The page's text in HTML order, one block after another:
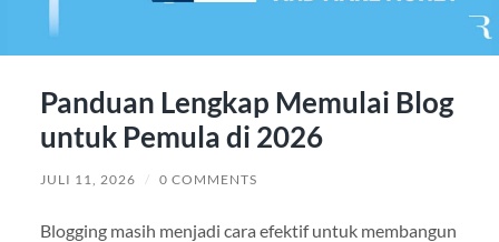
Panduan Lengkap Memulai Blog
untuk Pemula di 2026
JULI 11, 2026 / 0 COMMENTS
Blogging masih menjadi cara efektif untuk membangun